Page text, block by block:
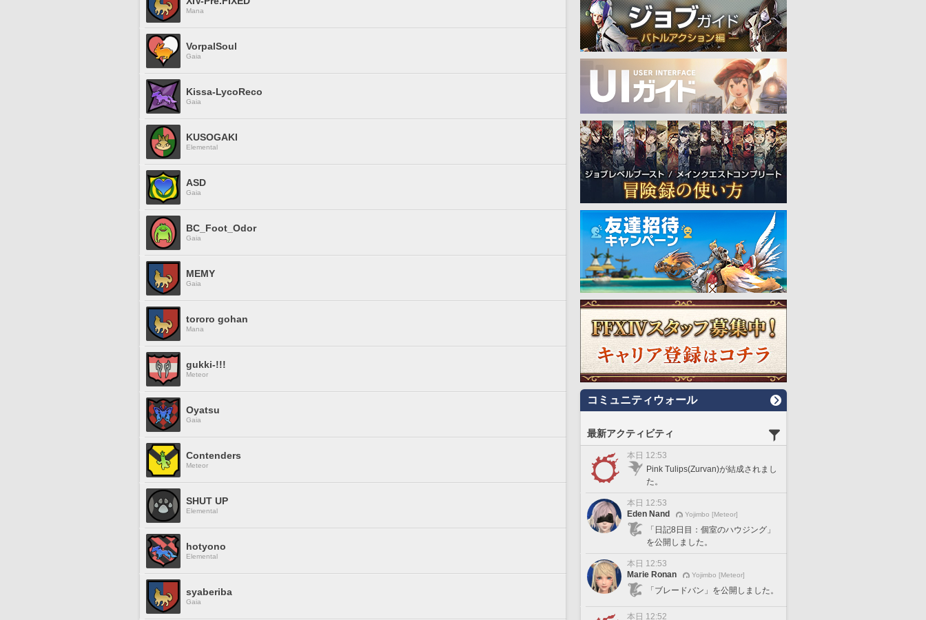
Mana
VorpalSoul
Gaia
Kissa-LycoReco
Gaia
KUSOGAKI
Elemental
ASD
Gaia
BC_Foot_Odor
Gaia
MEMY
Gaia
tororo gohan
Mana
gukki-!!!
Meteor
Oyatsu
Gaia
Contenders
Meteor
SHUT UP
Elemental
hotyono
Elemental
syaberiba
Gaia
コミュニティウォール
最新アクティビティ
本日 12:53
Pink Tulips(Zurvan)が結成されまし
た。
本日 12:53
Eden Nand
Yojimbo [Meteor]
「日記8日目：個室のハウジング」
を公開しました。
本日 12:53
Marie Ronan
Yojimbo [Meteor]
「ブレードバン」を公開しました。
本日 12:52